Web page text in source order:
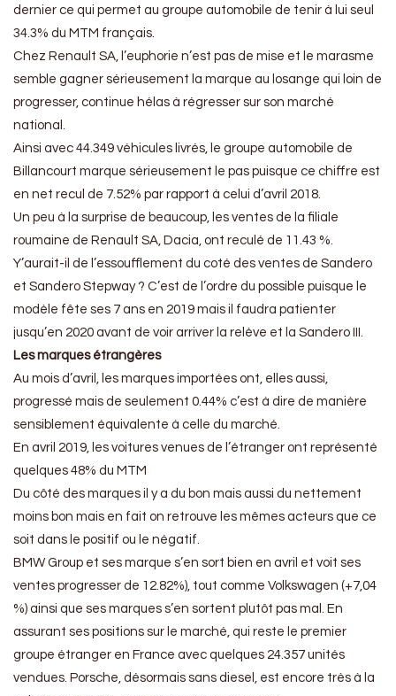
dernier ce qui permet au groupe automobile de tenir à lui seul
34.3% du MTM français.
Chez Renault SA, l’euphorie n’est pas de mise et le marasme
semble gagner sérieusement la marque au losange qui loin de
progresser, continue hélas à régresser sur son marché
national.
Ainsi avec 44.349 véhicules livrés, le groupe automobile de
Billancourt marque sérieusement le pas puisque ce chiffre est
en net recul de 7.52% par rapport à celui d’avril 2018.
Un peu à la surprise de beaucoup, les ventes de la filiale
roumaine de Renault SA, Dacia, ont reculé de 11.43 %.
Y’aurait-il de l’essoufflement du coté des ventes de Sandero
et Sandero Stepway ? C’est de l’ordre du possible puisque le
modèle fête ses 7 ans en 2019 mais il faudra patienter
jusqu’en 2020 avant de voir arriver la relève et la Sandero III.
Les marques étrangères
Au mois d’avril, les marques importées ont, elles aussi,
progressé mais de seulement 0.44% c’est à dire de manière
sensiblement équivalente à celle du marché.
En avril 2019, les voitures venues de l’étranger ont représenté
quelques 48% du MTM
Du côté des marques il y a du bon mais aussi du nettement
moins bon mais en fait on retrouve les mêmes acteurs que ce
soit dans le positif ou le négatif.
BMW Group et ses marque s’en sort bien en avril et voit ses
ventes progresser de 12.82%), tout comme Volkswagen (+7,04
%) ainsi que ses marques s’en sortent plutôt pas mal. En
assurant ses positions sur le marché, qui reste le premier
groupe étranger en France avec quelques 24.357 unités
vendues. Porsche, désormais sans diesel, est encore très à la